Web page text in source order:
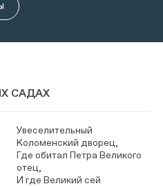
САДАХ
Увеселительный
Коломенский дворец,
Где обитал Петра Великого
отец,
И где Великий сей